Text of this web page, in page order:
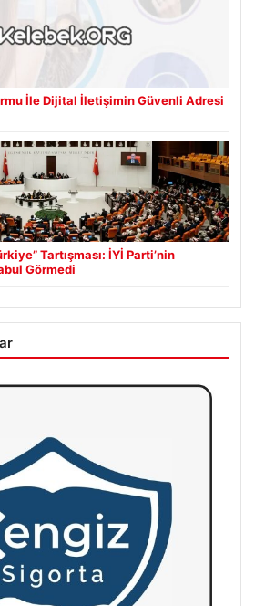
İle Dijital İletişimin Güvenli Adresi
Tartışması: İYİ Parti’nin
Görmedi